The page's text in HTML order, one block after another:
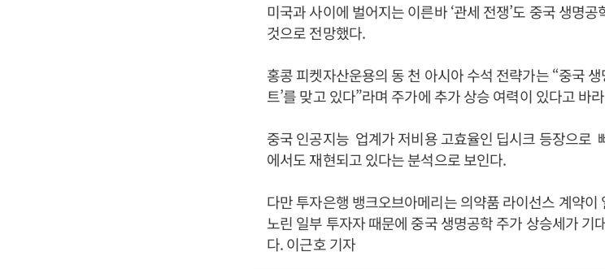
미국과 사이에 벌어지는 이른바 ‘관세 전쟁’도 중국 생명
것으로 전망했다.
홍콩 피켓자산운용의 동 천 아시아 수석 전략가는 “중국
트’를 맞고 있다”라며 주가에 추가 상승 여력이 있다고 바
중국 인공지능 업계가 저비용 고효율인 딥시크 등장으로
에서도 재현되고 있다는 분석으로 보인다.
다만 투자은행 뱅크오브아메리는 의약품 라이선스 계약
노린 일부 투자자 때문에 중국 생명공학 주가 상승세가 기
다. 이근호 기자